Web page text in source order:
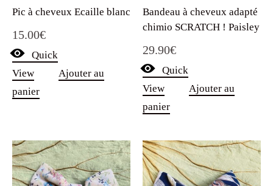
Pic à cheveux Ecaille blanc
15.00€
Quick
View
Ajouter au
panier
Bandeau à cheveux adapté
chimio SCRATCH ! Paisley
29.90€
Quick
View
Ajouter au
panier